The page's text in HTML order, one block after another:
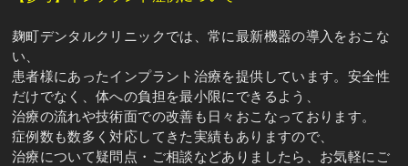
麹町デンタルクリニックでは、常に最新機器の導入をおこな
い、
患者様にあったインプラント治療を提供しています。安全性
だけでなく、体への負担を最小限にできるよう、
治療の流れや技術面での改善も日々おこなっております。
症例数も数多く対応してきた実績もありますので、
治療について疑問点・ご相談などありましたら、お気軽にご